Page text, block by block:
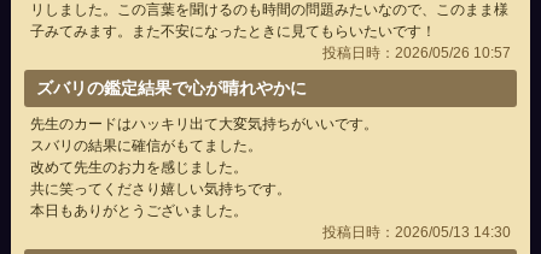
リしました。この言葉を聞けるのも時間の問題みたいなので、このまま様
子みてみます。また不安になったときに見てもらいたいです！
投稿日時：2026/05/26 10:57
ズバリの鑑定結果で心が晴れやかに
先生のカードはハッキリ出て大変気持ちがいいです。
スバリの結果に確信がもてました。
改めて先生のお力を感じました。
共に笑ってくださり嬉しい気持ちです。
本日もありがとうございました。
投稿日時：2026/05/13 14:30